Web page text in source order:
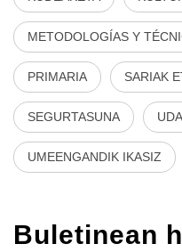
METODOLOGÍAS Y
PRIMARIA SARIAK
SEGURTASUNA
UMEENGANDIK IKASIZ
Buletinean